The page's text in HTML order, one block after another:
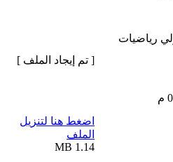
رياضيات
[ تم إيجاد الملف ]
اضغط هنا لتنزيل
الملف
1.14 MB